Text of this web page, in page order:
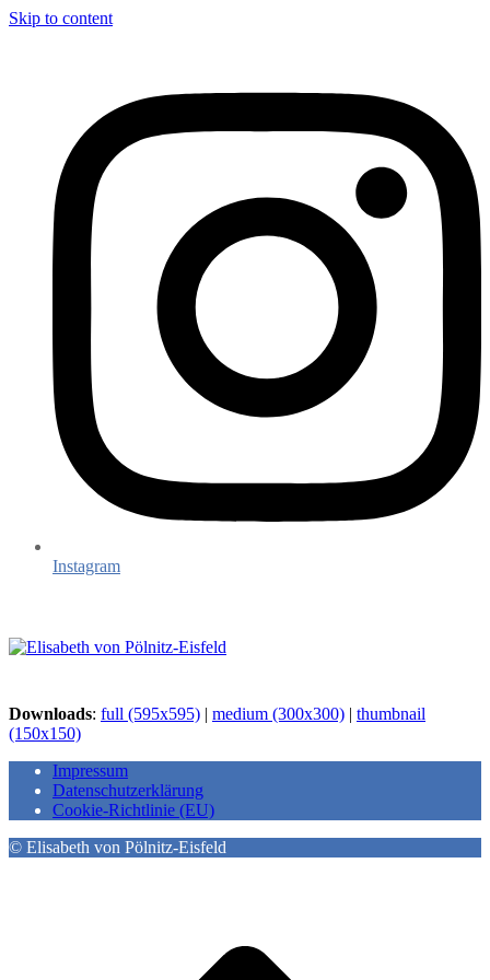
Skip to content
Instagram
Downloads: full (595x595) | medium (300x300) | thumbnail
(150x150)
Impressum
Datenschutzerklärung
Cookie-Richtlinie (EU)
© Elisabeth von Pölnitz-Eisfeld